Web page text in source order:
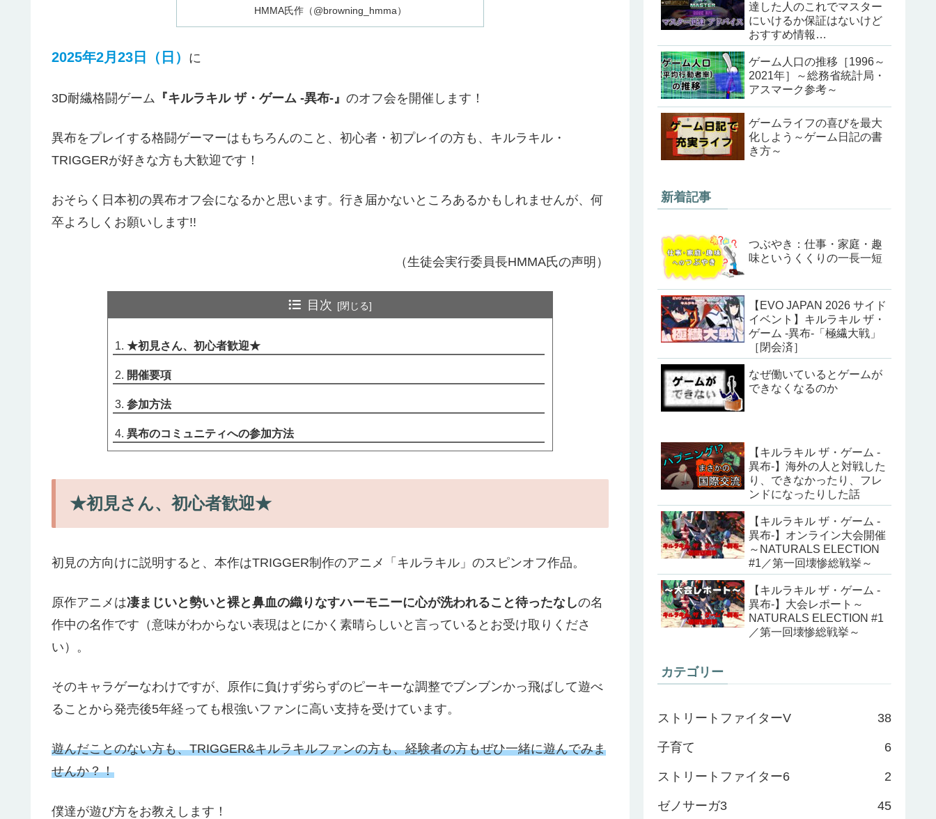
HMMA氏作（@browning_hmma）
2025年2月23日（日） に
3D耐繊格闘ゲーム 『キルラキル ザ・ゲーム -異布-』 のオフ会を開催します！
異布をプレイする格闘ゲーマーはもちろんのこと、初心者・初プレイの方も、キルラキル・
TRIGGERが好きな方も大歓迎です！
おそらく日本初の異布オフ会になるかと思います。行き届かないところあるかもしれませんが、何
卒よろしくお願いします!!
（生徒会実行委員長HMMA氏の声明）
目次
★初見さん、初心者歓迎★
開催要項
参加方法
異布のコミュニティへの参加方法
★初見さん、初心者歓迎★
初見の方向けに説明すると、本作はTRIGGER制作のアニメ「キルラキル」のスピンオフ作品。
原作アニメは凄まじいと勢いと裸と鼻血の織りなすハーモニーに心が洗われること待ったなしの名
作中の名作です（意味がわからない表現はとにかく素晴らしいと言っているとお受け取りくださ
い）。
そのキャラゲーなわけですが、原作に負けず劣らずのピーキーな調整でブンブンかっ飛ばして遊べ
ることから発売後5年経っても根強いファンに高い支持を受けています。
遊んだことのない方も、TRIGGER&キルラキルファンの方も、経験者の方もぜひ一緒に遊んでみま
せんか？！
僕達が遊び方をお教えします！
達した人のこれでマスター
にいけるか保証はないけど
おすすめ情報
（202405ver）
ゲーム人口の推移［1996～
2021年］～総務省統計局・
アスマーク参考～
ゲームライフの喜びを最大
化しよう～ゲーム日記の書
き方～
新着記事
つぶやき：仕事・家庭・趣
味というくくりの一長一短
【EVO JAPAN 2026 サイド
イベント】キルラキル ザ・
ゲーム -異布-「極繊大戦」
［閉会済］
なぜ働いているとゲームが
できなくなるのか
【キルラキル ザ・ゲーム -
異布-】海外の人と対戦した
り、できなかったり、フレ
ンドになったりした話
【キルラキル ザ・ゲーム -
異布-】オンライン大会開催
～NATURALS ELECTION
#1／第一回壊惨総戦挙～
【キルラキル ザ・ゲーム -
異布-】大会レポート～
NATURALS ELECTION #1
／第一回壊惨総戦挙～
カテゴリー
ストリートファイターV 38
子育て 6
ストリートファイター6 2
ゼノサーガ3 45